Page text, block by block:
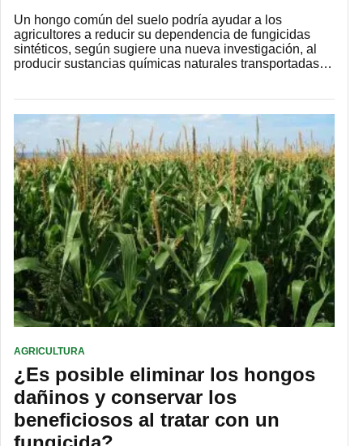
Un hongo común del suelo podría ayudar a los
agricultores a reducir su dependencia de fungicidas
sintéticos, según sugiere una nueva investigación, al
producir sustancias químicas naturales transportadas…
AGRICULTURA
¿Es posible eliminar los hongos
dañinos y conservar los
beneficiosos al tratar con un